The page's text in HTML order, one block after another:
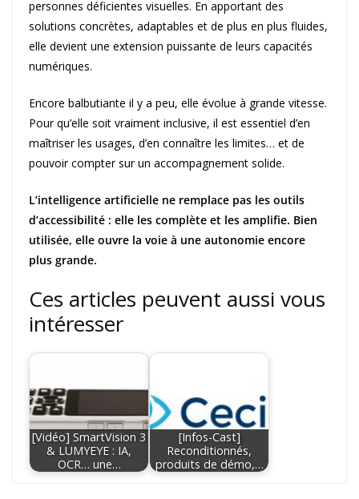
personnes déficientes visuelles. En apportant des
solutions concrètes, adaptables et de plus en plus fluides,
elle devient une extension puissante de leurs capacités
numériques.
Encore balbutiante il y a peu, elle évolue à grande vitesse.
Pour qu’elle soit vraiment inclusive, il est essentiel d’en
maîtriser les usages, d’en connaître les limites… et de
pouvoir compter sur un accompagnement solide.
L’intelligence artificielle ne remplace pas les outils
d’accessibilité : elle les complète et les amplifie. Bien
utilisée, elle ouvre la voie à une autonomie encore
plus grande.
Ces articles peuvent aussi vous
intéresser
[Vidéo] SmartVision 3
& LUMYEYE : IA,
OCR… une…
[Infos-Cast]
Reconditionnés,
produits de démo,…